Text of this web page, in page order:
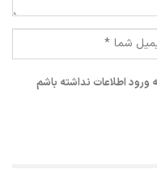
ورود اطلاعات نداشته باشم